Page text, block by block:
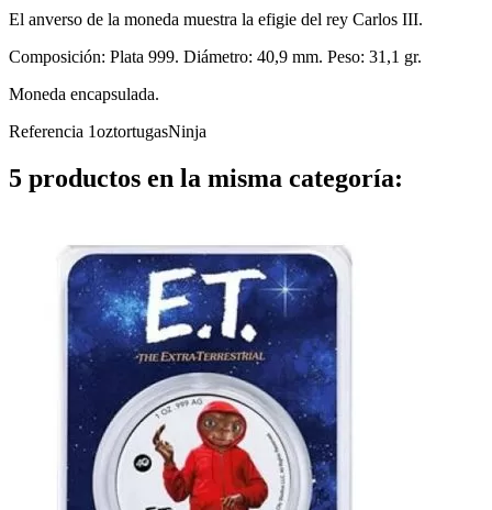
El anverso de la moneda muestra la efigie del rey Carlos III.
Composición: Plata 999. Diámetro: 40,9 mm. Peso: 31,1 gr.
Moneda encapsulada.
Referencia 1oztortugasNinja
5 productos en la misma categoría: